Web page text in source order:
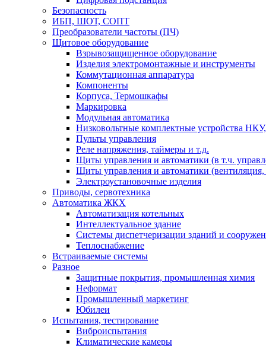
Безопасность
ИБП, ШОТ, СОПТ
Преобразователи частоты (ПЧ)
Щитовое оборудование
Взрывозащищенное оборудование
Изделия электромонтажные и инструменты
Коммутационная аппаратура
Компоненты
Корпуса, Термошкафы
Маркировка
Модульная автоматика
Низковольтные комплектные устройства
Пульты управления
Реле напряжения, таймеры и т.д.
Щиты управления и автоматики (в т.ч.
Щиты управления и автоматики (вентиляция,
Электроустановочные изделия
Приводы, сервотехника
Автоматика ЖКХ
Автоматизация котельных
Интеллектуальное здание
Системы диспетчеризации зданий и
Теплоснабжение
Встраиваемые системы
Разное
Защитные покрытия, промышленная химия
Неформат
Промышленный маркетинг
Юбилеи
Испытания, тестирование
Виброиспытания
Климатические камеры